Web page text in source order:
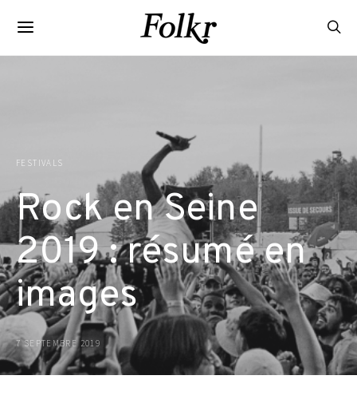
FESTIVALS
Rock en Seine
2019 : résumé en
images
7 SEPTEMBRE 2019